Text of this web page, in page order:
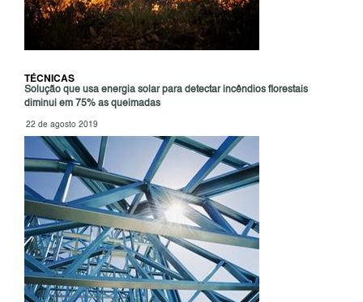
TÉCNICAS
Solução que usa energia solar para detectar incêndios florestais
diminui em 75% as queimadas
22 de agosto 2019